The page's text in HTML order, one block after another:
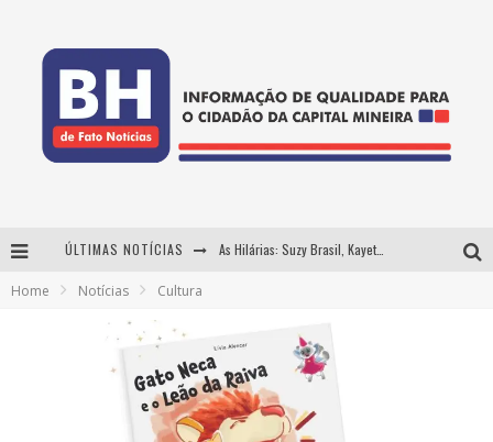
ÚLTIMAS NOTÍCIAS As Hilárias: Suzy Brasil, Kayete e Karoline Absinto retornam a Belo Horizonte para apresentação única no Teatro Sesiminas
Home Notícias Cultura